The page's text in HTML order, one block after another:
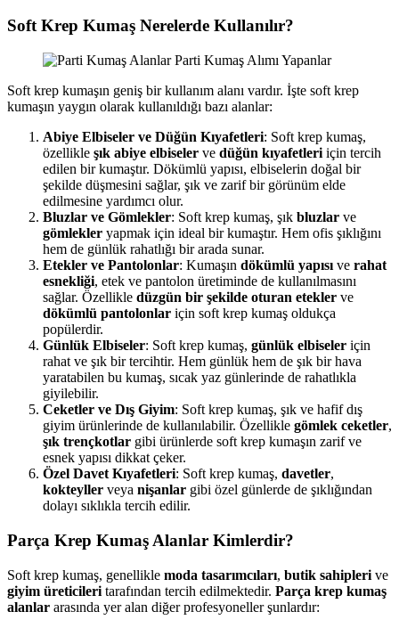
Soft Krep Kumaş Nerelerde Kullanılır?
Soft krep kumaşın geniş bir kullanım alanı vardır. İşte soft krep
kumaşın yaygın olarak kullanıldığı bazı alanlar:
Abiye Elbiseler ve Düğün Kıyafetleri: Soft krep kumaş,
özellikle şık abiye elbiseler ve düğün kıyafetleri için tercih
edilen bir kumaştır. Dökümlü yapısı, elbiselerin doğal bir
şekilde düşmesini sağlar, şık ve zarif bir görünüm elde
edilmesine yardımcı olur.
Bluzlar ve Gömlekler: Soft krep kumaş, şık bluzlar ve
gömlekler yapmak için ideal bir kumaştır. Hem ofis şıklığını
hem de günlük rahatlığı bir arada sunar.
Etekler ve Pantolonlar: Kumaşın dökümlü yapısı ve rahat
esnekliği, etek ve pantolon üretiminde de kullanılmasını
sağlar. Özellikle düzgün bir şekilde oturan etekler ve
dökümlü pantolonlar için soft krep kumaş oldukça
popülerdir.
Günlük Elbiseler: Soft krep kumaş, günlük elbiseler için
rahat ve şık bir tercihtir. Hem günlük hem de şık bir hava
yaratabilen bu kumaş, sıcak yaz günlerinde de rahatlıkla
giyilebilir.
Ceketler ve Dış Giyim: Soft krep kumaş, şık ve hafif dış
giyim ürünlerinde de kullanılabilir. Özellikle gömlek ceketler,
şık trençkotlar gibi ürünlerde soft krep kumaşın zarif ve
esnek yapısı dikkat çeker.
Özel Davet Kıyafetleri: Soft krep kumaş, davetler,
kokteyller veya nişanlar gibi özel günlerde de şıklığından
dolayı sıklıkla tercih edilir.
Parça Krep Kumaş Alanlar Kimlerdir?
Soft krep kumaş, genellikle moda tasarımcıları, butik sahipleri ve
giyim üreticileri tarafından tercih edilmektedir. Parça krep kumaş
alanlar arasında yer alan diğer profesyoneller şunlardır: